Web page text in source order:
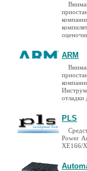
ARM
отладки
PLS
Power
XE166/